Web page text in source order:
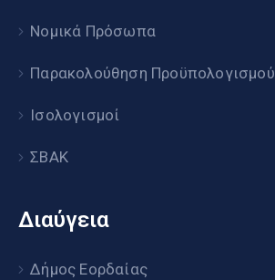
Νομικά Πρόσωπα
Παρακολούθηση Προϋπολογισμού
Ισολογισμοί
ΣΒΑΚ
Διαύγεια
Δήμος Εορδαίας